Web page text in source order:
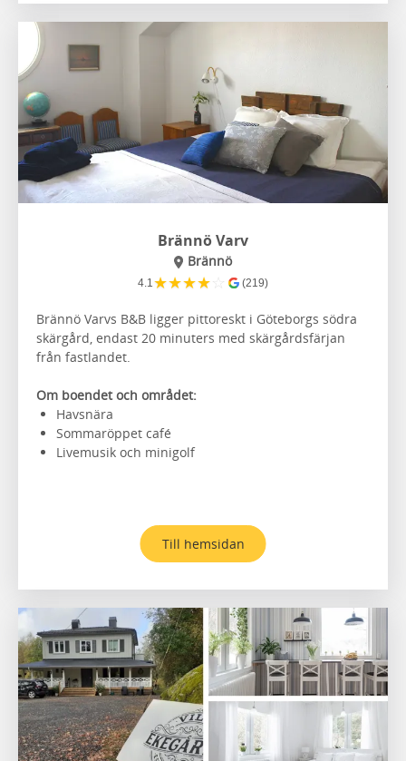
Brännö Varv
Brännö
4.1★★★★☆ (219)
Brännö Varvs B&B ligger pittoreskt i Göteborgs södra
skärgård, endast 20 minuters med skärgårdsfärjan
från fastlandet.
Om boendet och området:
Havsnära
Sommaröppet café
Livemusik och minigolf
Till hemsidan